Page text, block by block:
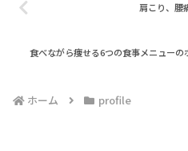
肩こり、腰
食べながら痩せる6つの食事メニューの
ホーム profile